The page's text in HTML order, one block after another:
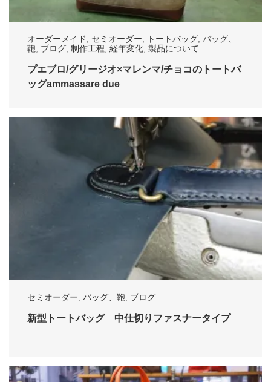
オーダーメイド セミオーダー トートバッグ バッグ、
鞄
ブログ 制作工程 経年変化 製品について
プエブロ/グリージオ×マレンマ/チョコのトートバ
ッグammassare due
セミオーダー, バッグ、鞄, ブログ
新型トートバッグ 中仕切りファスナータイプ